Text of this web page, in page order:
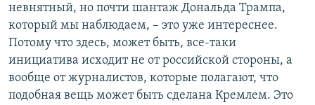
невнятный, но почти шантаж Дональда Трампа,
который мы наблюдаем, – это уже интереснее.
Потому что здесь, может быть, все-таки
инициатива исходит не от российской стороны, а
вообще от журналистов, которые полагают, что
подобная вещь может быть сделана Кремлем. Это